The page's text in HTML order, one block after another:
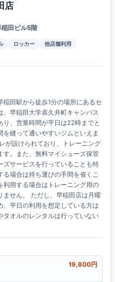
店
田ビル5階
ロッカー
他店舗利用
田駅から徒歩1分の場所にあるセ
、早稲田大学喜久井町キャンパス
、営業時間が平日は22時までと
縫って通いやすいジムといえま
が設けられており、トレーニング
す。また、無料マイシューズ保管
サービスを行っていることも特
場合は持ち運びの手間を省くこ
利用する場合はトレーニング用の
ません。 ただし、早稲田店は月曜
、平日の利用を想定している方は
オルのレンタルは行っていない
19,800円